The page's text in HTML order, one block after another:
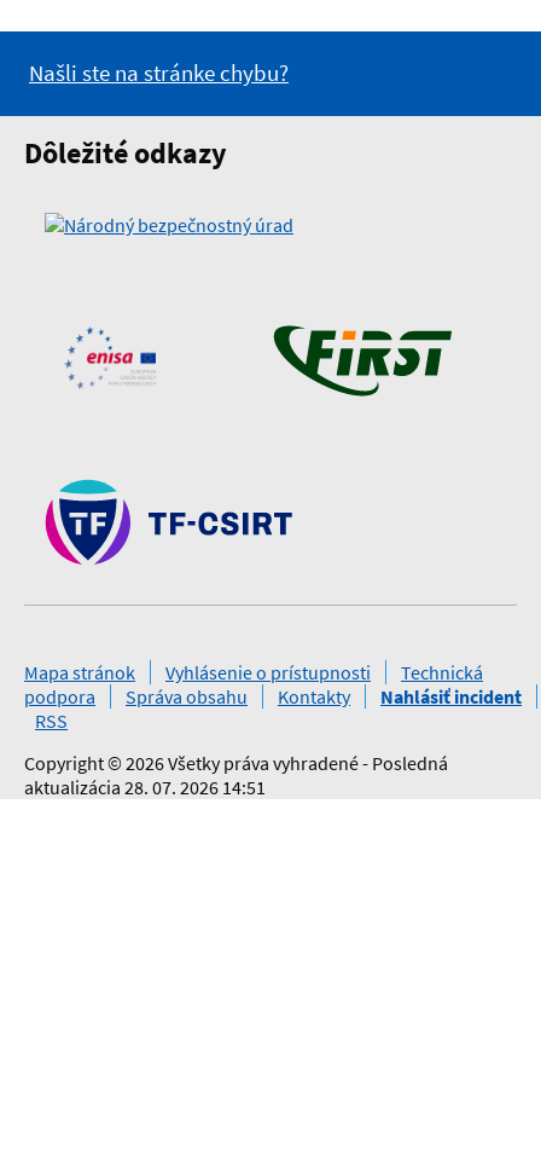
Našli ste na stránke chybu?
Dôležité odkazy
Mapa stránok Vyhlásenie o prístupnosti
Technická
podpora
Správa obsahu Kontakty
Nahlásiť incident
RSS
Copyright © 2026 Všetky práva vyhradené - Posledná
aktualizácia 28. 07. 2026 14:51